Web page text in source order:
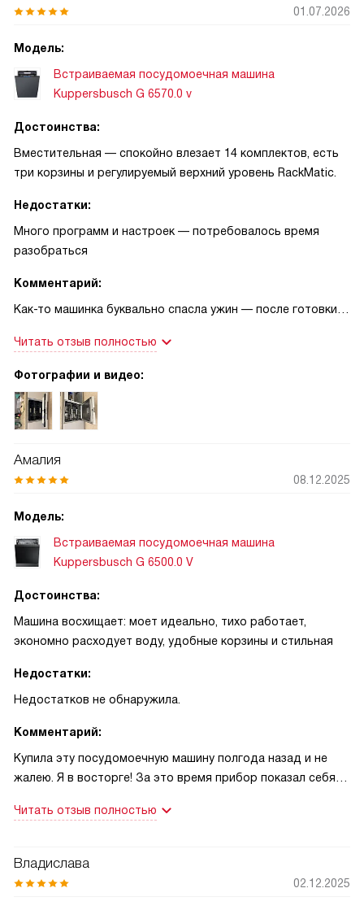
01.07.2026
Модель:
Встраиваемая посудомоечная машина
Kuppersbusch G 6570.0 v
Достоинства:
Вместительная — спокойно влезает 14 комплектов, есть
три корзины и регулируемый верхний уровень RackMatic.
Недостатки:
Много программ и настроек — потребовалось время
разобраться
Комментарий:
Как-то машинка буквально спасла ужин — после готовки
Отложенный старт и ускорённые режимы очень выручали
перед приездом друзей. В целом доволен, ощущение
Читать отзыв полностью
Фотографии и видео:
Амалия
08.12.2025
Модель:
Встраиваемая посудомоечная машина
Kuppersbusch G 6500.0 V
Достоинства:
Машина восхищает: моет идеально, тихо работает,
экономно расходует воду, удобные корзины и стильная
Недостатки:
Недостатков не обнаружила.
Комментарий:
Купила эту посудомоечную машину полгода назад и не
жалею. Я в восторге! За это время прибор показал себя
большая семья, и вместимость позволяет загружать
управления просты в обращении, а дисплей и индикаторы
ясно показывают статус и остаток времени. Нравится
Читать отзыв полностью
Владислава
02.12.2025